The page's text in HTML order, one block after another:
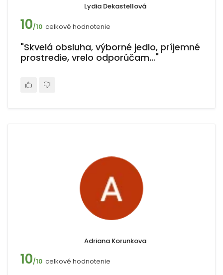
Lydia Dekastellová
10/10 celkové hodnotenie
"Skvelá obsluha, výborné jedlo, príjemné
prostredie, vrelo odporúčam…"
Adriana Korunkova
10/10 celkové hodnotenie